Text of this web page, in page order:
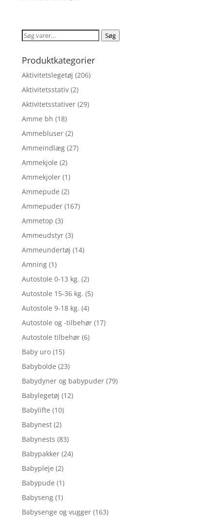
4.3
var:
kr. 64,95.
er:
kr. 51,96.
Søg
Søg
Produktkategorier
Aktivitetslegetøj (206)
Aktivitetsstativ (2)
Aktivitetsstativer (29)
Amme bh (18)
Ammebluser (2)
Ammeindlæg (27)
Ammekjole (2)
Ammekjoler (1)
Ammepude (2)
Ammepuder (167)
Ammetop (3)
Ammeudstyr (3)
Ammeundertøj (14)
Amning (1)
Autostole 0-13 kg. (2)
Autostole 15-36 kg. (5)
Autostole 9-18 kg. (4)
Autostole og -tilbehør (17)
Autostole tilbehør (6)
Baby uro (15)
Babybolde (23)
Babydyner og babypuder (79)
Babylegetøj (12)
Babylifte (10)
Babynest (2)
Babynests (83)
Babypakker (24)
Babypleje (2)
Babypude (1)
Babyseng (1)
Babysenge og vugger (163)